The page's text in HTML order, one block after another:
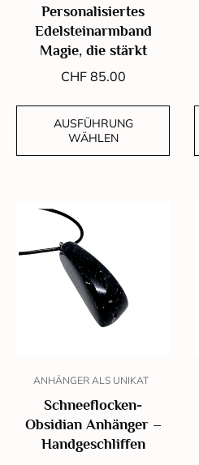
Personalisiertes
Edelsteinarmband
Magie, die stärkt
CHF85.00
AUSFÜHRUNG
WÄHLEN
ANHÄNGER ALS UNIKAT
Schneeflocken-
Obsidian Anhänger –
Handgeschliffen